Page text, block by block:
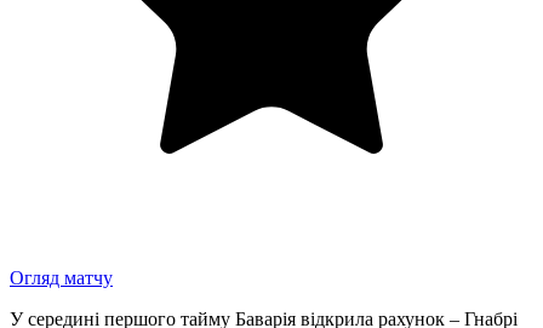
Огляд матчу
У середині першого тайму Баварія відкрила рахунок – Гнабрі